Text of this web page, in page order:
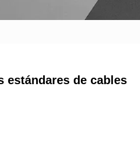
estándares de cables